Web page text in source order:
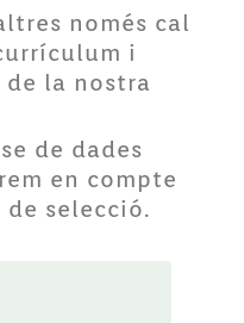
només cal
i
la nostra
de dades
en compte
de selecció.